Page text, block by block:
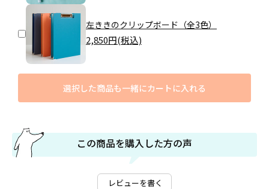
左ききのクリップボード（全3色）
2,850円(税込)
選択した商品も一緒にカートに入れる
この商品を購入した方の声
レビューを書く